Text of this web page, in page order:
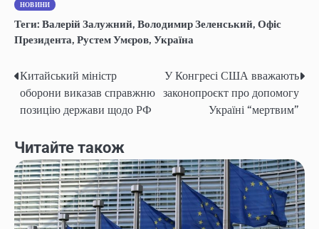
НОВИНИ
Теги: Валерій Залужний, Володимир Зеленський, Офіс
Президента, Рустем Умєров, Україна
Навігація
записів
Китайський міністр
оборони виказав справжню
позицію держави щодо РФ
У Конгресі США вважають
законопроєкт про допомогу
Україні “мертвим”
Читайте також